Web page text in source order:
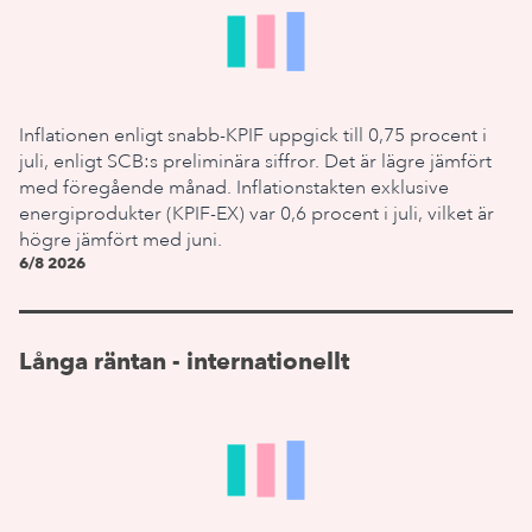
Inflationen enligt snabb-KPIF uppgick till 0,75 procent i
juli, enligt SCB:s preliminära siffror. Det är lägre jämfört
med föregående månad. Inflationstakten exklusive
energiprodukter (KPIF-EX) var 0,6 procent i juli, vilket är
högre jämfört med juni.
6/8 2026
Långa räntan - internationellt